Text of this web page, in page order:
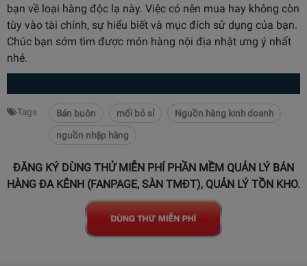
bạn về loại hàng độc lạ này. Việc có nên mua hay không còn
tùy vào tài chính, sự hiểu biết và mục đích sử dụng của bạn.
Chúc bạn sớm tìm được món hàng nội địa nhật ưng ý nhất
nhé.
Tags Bán buôn mối bỏ sỉ
Nguồn hàng kinh doanh
nguồn nhập hàng
ĐĂNG KÝ DÙNG THỬ MIỄN PHÍ PHẦN MỀM QUẢN LÝ BÁN
HÀNG ĐA KÊNH (FANPAGE, SÀN TMĐT), QUẢN LÝ TỒN KHO.